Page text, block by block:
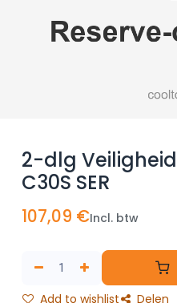
2-dlg
C30S SER
107,09 €Incl. btw
Add to wishlist Delen